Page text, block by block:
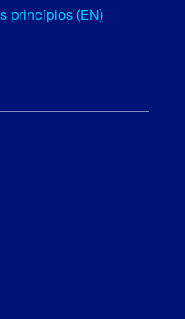
princípios (EN)